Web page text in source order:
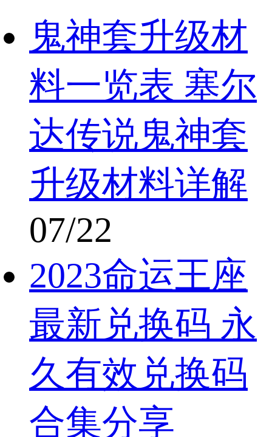
鬼神套升级材
料一览表 塞尔
达传说鬼神套
升级材料详解
07/22
2023命运王座
最新兑换码 永
久有效兑换码
合集分享